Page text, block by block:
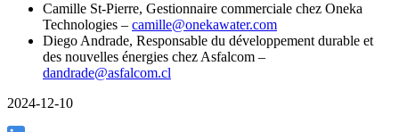
Camille St-Pierre, Gestionnaire commerciale chez Oneka
Technologies – camille@onekawater.com
Diego Andrade, Responsable du développement durable et
des nouvelles énergies chez Asfalcom –
dandrade@asfalcom.cl
2024-12-10